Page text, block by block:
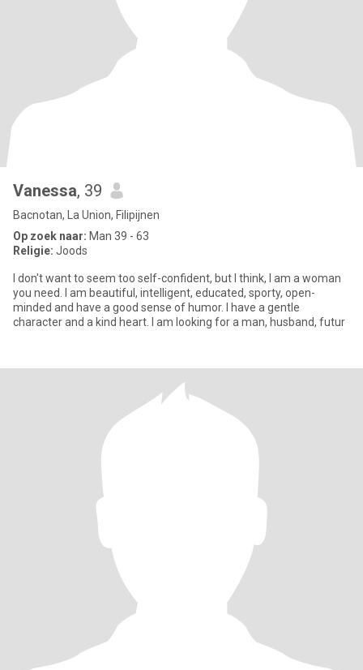
Vanessa, 39
Bacnotan, La Union, Filipijnen
Op zoek naar: Man 39 - 63
Religie: Joods
I don't want to seem too self-confident, but I think, I am a woman
you need. I am beautiful, intelligent, educated, sporty, open-
minded and have a good sense of humor. I have a gentle
character and a kind heart. I am looking for a man, husband, futur